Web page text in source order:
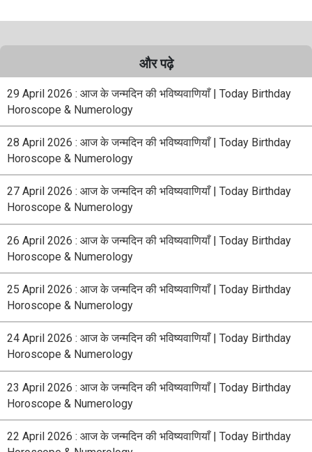
और पढ़े
29 April 2026 : आज के जन्मदिन की भविष्यवाणियाँ | Today Birthday
Horoscope & Numerology
28 April 2026 : आज के जन्मदिन की भविष्यवाणियाँ | Today Birthday
Horoscope & Numerology
27 April 2026 : आज के जन्मदिन की भविष्यवाणियाँ | Today Birthday
Horoscope & Numerology
26 April 2026 : आज के जन्मदिन की भविष्यवाणियाँ | Today Birthday
Horoscope & Numerology
25 April 2026 : आज के जन्मदिन की भविष्यवाणियाँ | Today Birthday
Horoscope & Numerology
24 April 2026 : आज के जन्मदिन की भविष्यवाणियाँ | Today Birthday
Horoscope & Numerology
23 April 2026 : आज के जन्मदिन की भविष्यवाणियाँ | Today Birthday
Horoscope & Numerology
22 April 2026 : आज के जन्मदिन की भविष्यवाणियाँ | Today Birthday